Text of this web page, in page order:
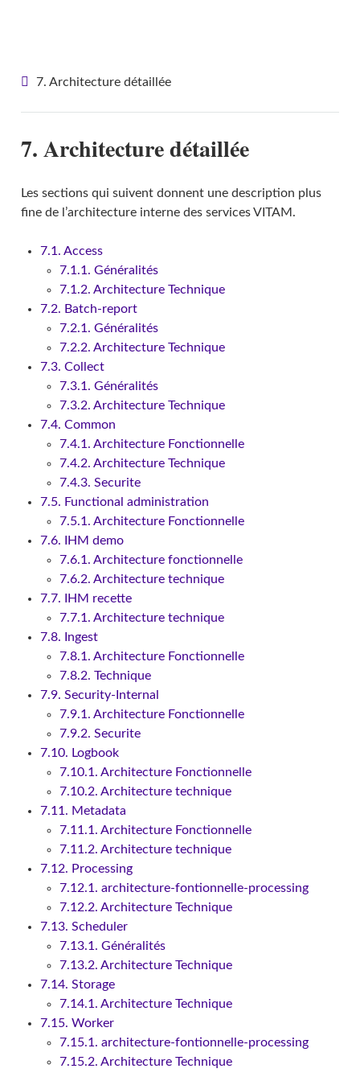
7. Architecture détaillée
7. Architecture détaillée
Les sections qui suivent donnent une description plus
fine de l’architecture interne des services VITAM.
7.1. Access
7.1.1. Généralités
7.1.2. Architecture Technique
7.2. Batch-report
7.2.1. Généralités
7.2.2. Architecture Technique
7.3. Collect
7.3.1. Généralités
7.3.2. Architecture Technique
7.4. Common
7.4.1. Architecture Fonctionnelle
7.4.2. Architecture Technique
7.4.3. Securite
7.5. Functional administration
7.5.1. Architecture Fonctionnelle
7.6. IHM demo
7.6.1. Architecture fonctionnelle
7.6.2. Architecture technique
7.7. IHM recette
7.7.1. Architecture technique
7.8. Ingest
7.8.1. Architecture Fonctionnelle
7.8.2. Technique
7.9. Security-Internal
7.9.1. Architecture Fonctionnelle
7.9.2. Securite
7.10. Logbook
7.10.1. Architecture Fonctionnelle
7.10.2. Architecture technique
7.11. Metadata
7.11.1. Architecture Fonctionnelle
7.11.2. Architecture technique
7.12. Processing
7.12.1. architecture-fontionnelle-processing
7.12.2. Architecture Technique
7.13. Scheduler
7.13.1. Généralités
7.13.2. Architecture Technique
7.14. Storage
7.14.1. Architecture Technique
7.15. Worker
7.15.1. architecture-fontionnelle-processing
7.15.2. Architecture Technique